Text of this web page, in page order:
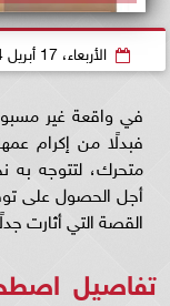
الأربعاء، 17 أبريل 2024
في واقعة غير
فبدلًا من إكرام
متحرك، لتتوجه به
أجل الحصول على
القصة التي أثارت
تفاصيل